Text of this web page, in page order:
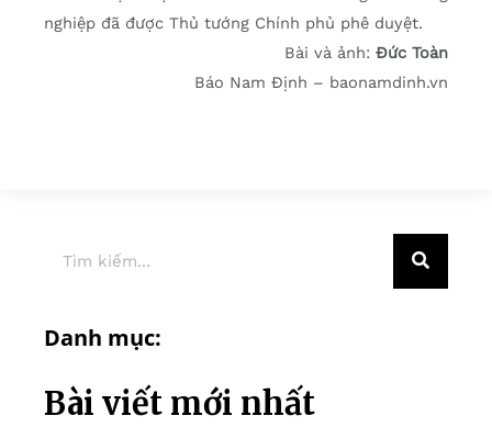
nghiệp đã được Thủ tướng Chính phủ phê duyệt.
Bài và ảnh: Đức Toàn
Báo Nam Định – baonamdinh.vn
Danh mục:
Bài viết mới nhất